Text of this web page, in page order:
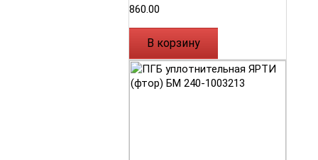
860.00
В корзину